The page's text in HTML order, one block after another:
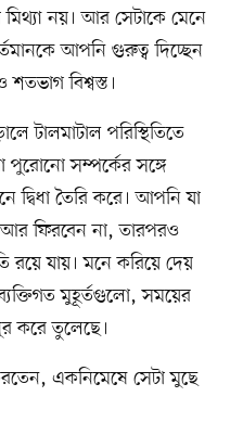
নয়। আর সেটাকে মেনে
আপনি গুরুত্ব দিচ্ছেন
বিশ্বস্ত।
টালমাটাল পরিস্থিতিতে
সম্পর্কের সঙ্গে
তৈরি করে। আপনি যা
ফিরবেন না, তারপরও
রয়ে যায়। মনে করিয়ে দেয়
মুহূর্তগুলো, সময়ের
করে তুলেছে।
একনিমেষে সেটা মুছে